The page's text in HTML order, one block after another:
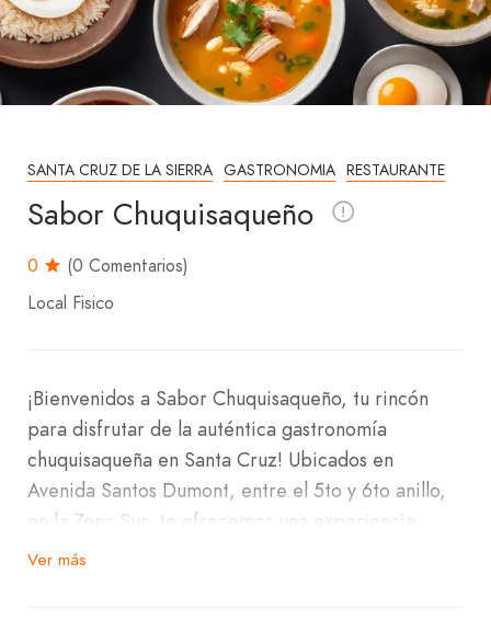
SANTA CRUZ DE LA SIERRA GASTRONOMIA RESTAURANTE
Sabor Chuquisaqueño
0
(0 Comentarios)
Local Fisico
¡Bienvenidos a Sabor Chuquisaqueño, tu rincón
para disfrutar de la auténtica gastronomía
chuquisaqueña en Santa Cruz! Ubicados en
Avenida Santos Dumont, entre el 5to y 6to anillo,
en la Zona Sur, te ofrecemos una experiencia
culinaria única.
Ver más